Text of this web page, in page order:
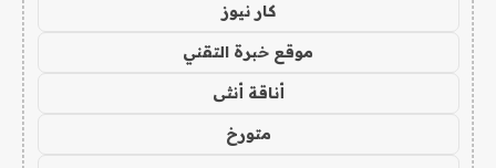
كار نيوز
موقع خبرة التقني
أناقة أنثى
متورخ